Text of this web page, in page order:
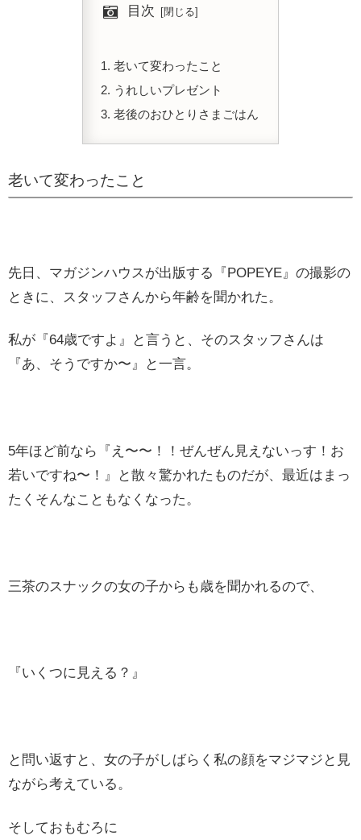
目次
老いて変わったこと
うれしいプレゼント
老後のおひとりさまごはん
老いて変わったこと
先日、マガジンハウスが出版する『POPEYE』の撮影の
ときに、スタッフさんから年齢を聞かれた。
私が『64歳ですよ』と言うと、そのスタッフさんは
『あ、そうですか〜』と一言。
5年ほど前なら『え〜〜！！ぜんぜん見えないっす！お
若いですね〜！』と散々驚かれたものだが、最近はまっ
たくそんなこともなくなった。
三茶のスナックの女の子からも歳を聞かれるので、
『いくつに見える？』
と問い返すと、女の子がしばらく私の顔をマジマジと見
ながら考えている。
そしておもむろに